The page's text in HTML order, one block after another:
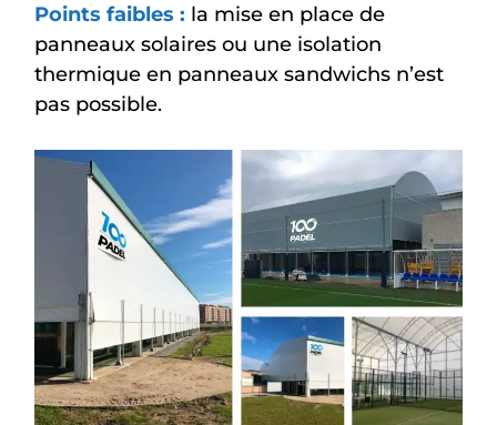
Points faibles : la mise en place de
panneaux solaires ou une isolation
thermique en panneaux sandwichs n’est
pas possible.